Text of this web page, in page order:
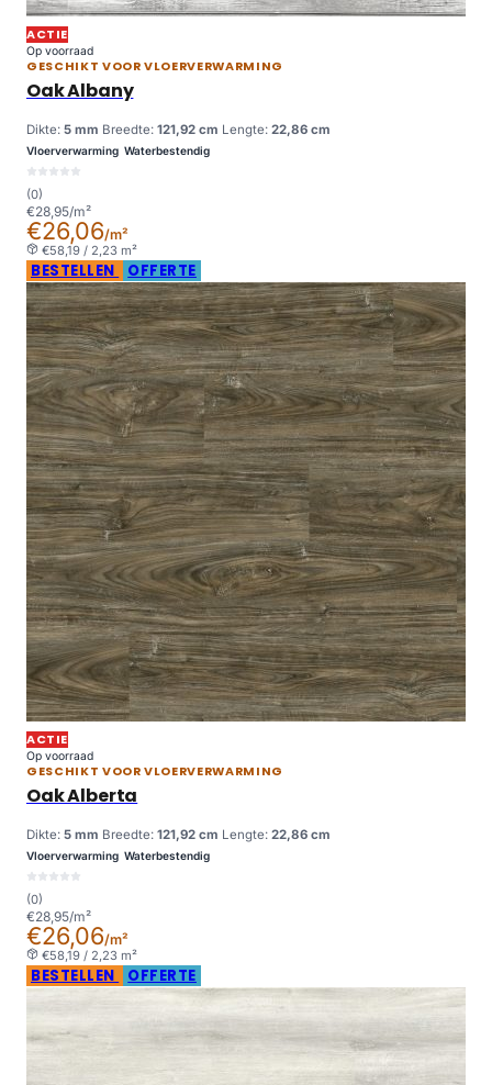
ACTIE
Op voorraad
GESCHIKT VOOR VLOERVERWARMING
Oak Albany
Dikte: 5 mm Breedte: 121,92 cm Lengte: 22,86 cm
Vloerverwarming Waterbestendig
(0)
€28,95/m²
€26,06/m²
€58,19 / 2,23 m²
BESTELLEN OFFERTE
ACTIE
Op voorraad
GESCHIKT VOOR VLOERVERWARMING
Oak Alberta
Dikte: 5 mm Breedte: 121,92 cm Lengte: 22,86 cm
Vloerverwarming Waterbestendig
(0)
€28,95/m²
€26,06/m²
€58,19 / 2,23 m²
BESTELLEN OFFERTE